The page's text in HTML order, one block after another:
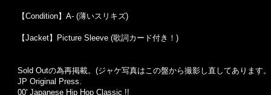
【Condition】A- (薄いスリキズ)
【Jacket】Picture Sleeve (歌詞カード付き！)
Sold Outの為再掲載。(ジャケ写真はこの盤から撮影し直してあります
JP Original Press.
00' Japanese Hip Hop Classic !!